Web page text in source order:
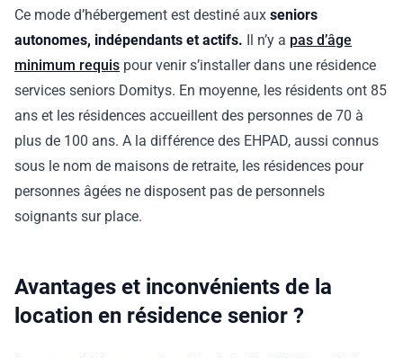
Ce mode d’hébergement est destiné aux seniors
autonomes, indépendants et actifs. Il n’y a pas d’âge
minimum requis pour venir s’installer dans une résidence
services seniors Domitys. En moyenne, les résidents ont 85
ans et les résidences accueillent des personnes de 70 à
plus de 100 ans. A la différence des EHPAD, aussi connus
sous le nom de maisons de retraite, les résidences pour
personnes âgées ne disposent pas de personnels
soignants sur place.
Avantages et inconvénients de la
location en résidence senior ?